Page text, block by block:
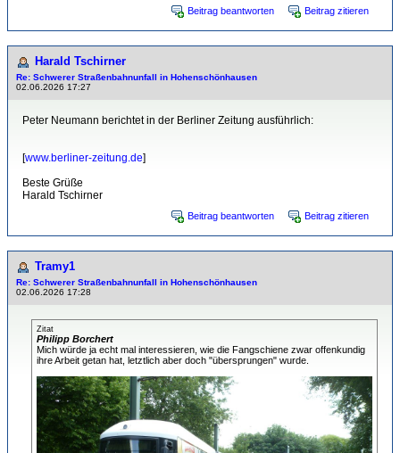
Beitrag beantworten Beitrag zitieren
Harald Tschirner
Re: Schwerer Straßenbahnunfall in Hohenschönhausen
02.06.2026 17:27
Peter Neumann berichtet in der Berliner Zeitung ausführlich:
[www.berliner-zeitung.de]
Beste Grüße
Harald Tschirner
Beitrag beantworten Beitrag zitieren
Tramy1
Re: Schwerer Straßenbahnunfall in Hohenschönhausen
02.06.2026 17:28
Zitat
Philipp Borchert
Mich würde ja echt mal interessieren, wie die Fangschiene zwar offenkundig
ihre Arbeit getan hat, letztlich aber doch "übersprungen" wurde.